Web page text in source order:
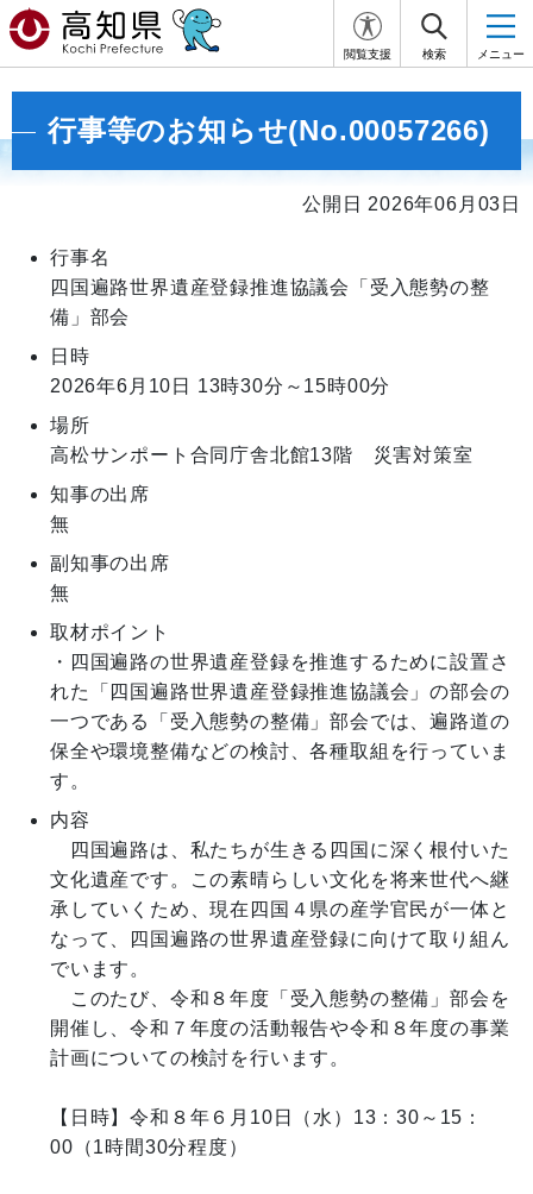
閲覧支援 検索 メニュー
行事等のお知らせ(No.00057266)
公開日 2026年06月03日
行事名
四国遍路世界遺産登録推進協議会「受入態勢の整
備」部会
日時
2026年6月10日
13時30分～15時00分
場所
高松サンポート合同庁舎北館13階 災害対策室
知事の出席
無
副知事の出席
無
取材ポイント
・四国遍路の世界遺産登録を推進するために設置さ
れた「四国遍路世界遺産登録推進協議会」の部会の
一つである「受入態勢の整備」部会では、遍路道の
保全や環境整備などの検討、各種取組を行っていま
す。
内容
四国遍路は、私たちが生きる四国に深く根付いた
文化遺産です。この素晴らしい文化を将来世代へ継
承していくため、現在四国４県の産学官民が一体と
なって、四国遍路の世界遺産登録に向けて取り組ん
でいます。
このたび、令和８年度「受入態勢の整備」部会を
開催し、令和７年度の活動報告や令和８年度の事業
計画についての検討を行います。
【日時】令和８年６月10日（水）13：30～15：
00（1時間30分程度）